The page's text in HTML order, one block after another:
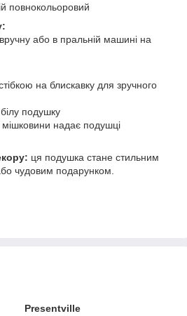
повнокольоровий
або в пральній машині на
на блискавку для зручного
подушку
мішковини надає подушці
ця подушка стане стильним
чудовим подарунком.
Presentville